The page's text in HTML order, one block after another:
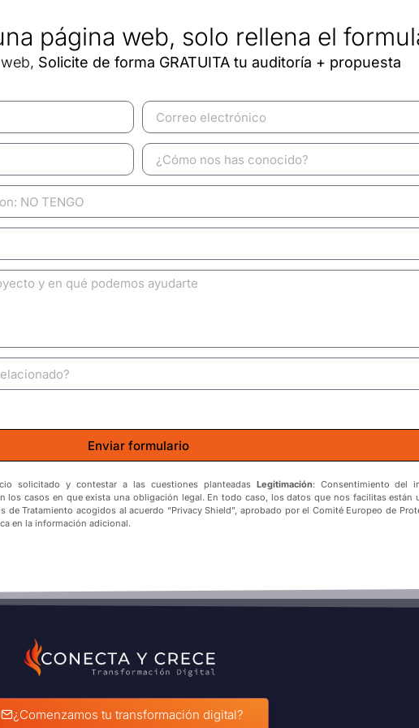
página web, solo rellena el
Solicite de forma GRATUITA tu auditoría + propuesta
Enviar formulario
solicitado y contestar a las cuestiones planteadas Legitimación: Consentimiento del
los casos en que exista una obligación legal. En todo caso, los datos que nos facilitas están
Tratamiento acogidos al acuerdo “Privacy Shield”, aprobado por el Comité Europeo de
en la información adicional.
¿Comenzamos tu transformación digital?